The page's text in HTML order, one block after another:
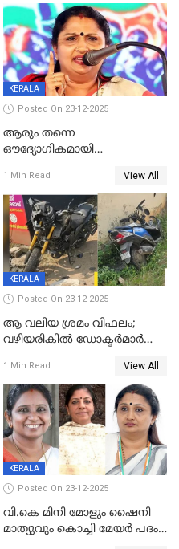
KERALA
Posted On 23-12-2025
ആരും തന്നെ
ഔദ്യോഗികമായി
കണ്ടെത്താൻ ഇന്ന് കോർ
കമ്മിറ്റി കൂടിയില്ല';
അതൃപ്തിയുമായി ദീപ്തി മേരി
വർഗീസ്
1 Min Read View All
KERALA
Posted On 23-12-2025
ആ വലിയ ശ്രമം വിഫലം;
വഴിയരികില്‍ ‌ഡോക്ടര്‍മാര്‍
മരണത്തിന് കീഴടങ്ങി
1 Min Read View All
KERALA
Posted On 23-12-2025
വി.കെ മിനി മോളും ഷൈനി
മാത്യുവും കൊച്ചി മേയർ പദം